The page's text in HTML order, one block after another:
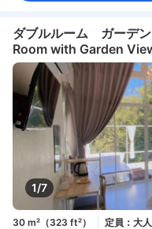
ダブルルーム ガーデ
Room with Garden
1/7
30 m²（323 ft²） 定員：大